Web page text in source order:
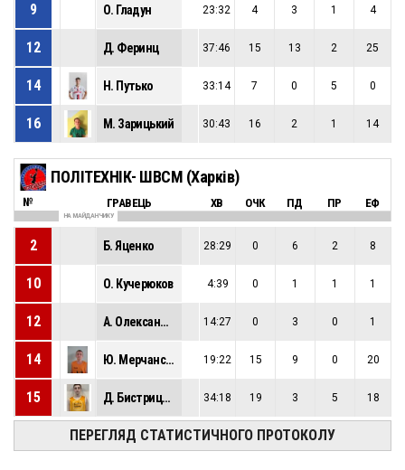
9 О. Гладун 23:32 4 3 1 4
12 Д. Феринц 37:46 15 13 2 25
14 Н. Путько 33:14 7 0 5 0
16 М. Зарицький 30:43 16 2 1 14
ПОЛІТЕХНІК- ШВСМ (Харків)
№ ГРАВЕЦЬ ХВ ОЧК ПД ПР ЕФ
НА МАЙДАНЧИКУ
2 Б. Яценко 28:29 0 6 2 8
10 О. Кучерюков 4:39 0 1 1 1
12 А. Олександров 14:27 0 3 0 1
14 Ю. Мерчанський 19:22 15 9 0 20
15 Д. Бистрицький 34:18 19 3 5 18
ПЕРЕГЛЯД СТАТИСТИЧНОГО ПРОТОКОЛУ